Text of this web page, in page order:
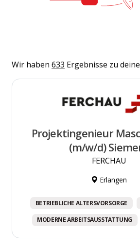
Wir haben 633 Ergebnisse zu
Projektingenieur
(m/w/d)
FERCHAU
Erlangen
BETRIEBLICHE ALTERSVORSORGE
MODERNE ARBEITSAUSSTATTUNG